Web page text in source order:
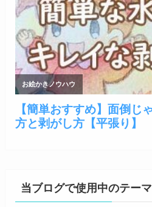
当ブログで使用中のテーマ